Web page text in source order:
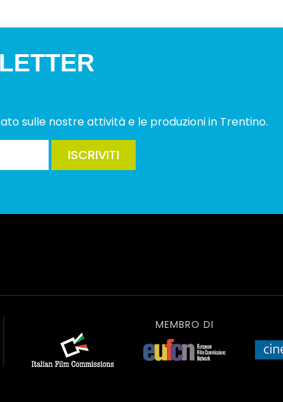
sulle nostre attività e le produzioni in Trentino.
ISCRIVITI
MEMBRO DI